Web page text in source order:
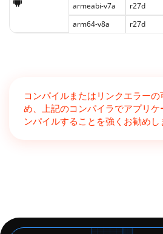
armeabi-v7a
r27d
arm64-v8a
r27d
コンパイルまたはリンクエラー
め、上記のコンパイラでアプリケ
ンパイルすることを強くお勧めし